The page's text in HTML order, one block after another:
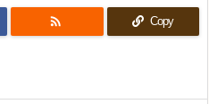
 Copy